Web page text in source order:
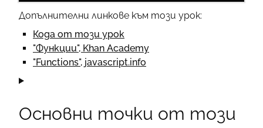
Абонирайте се с Atom
Допълнителни линкове към този урок:
Кода от този урок
"Функции", Khan Academy
"Functions", javascript.info
Основни точки от този